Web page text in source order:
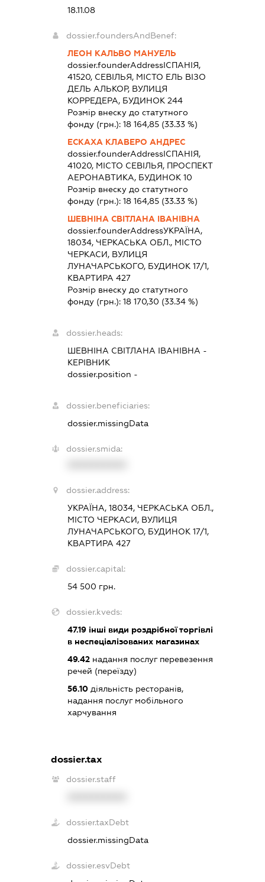
18.11.08
dossier.foundersAndBenef:
ЛЕОН КАЛЬВО МАНУЕЛЬ
dossier.founderAddressІСПАНІЯ,
41520, СЕВІЛЬЯ, МІСТО ЕЛЬ ВІЗО
ДЕЛЬ АЛЬКОР, ВУЛИЦЯ
КОРРЕДЕРА, БУДИНОК 244
Розмір внеску до статутного
фонду (грн.): 18 164,85(33.33 %)
ЕСКАХА КЛАВЕРО АНДРЕС
dossier.founderAddressІСПАНІЯ,
41020, МІСТО СЕВІЛЬЯ, ПРОСПЕКТ
АЕРОНАВТИКА, БУДИНОК 10
Розмір внеску до статутного
фонду (грн.): 18 164,85(33.33 %)
ШЕВНІНА СВІТЛАНА ІВАНІВНА
dossier.founderAddressУКРАЇНА,
18034, ЧЕРКАСЬКА ОБЛ., МІСТО
ЧЕРКАСИ, ВУЛИЦЯ
ЛУНАЧАРСЬКОГО, БУДИНОК 17/1,
КВАРТИРА 427
Розмір внеску до статутного
фонду (грн.): 18 170,30 (33.34 %)
dossier.heads:
ШЕВНІНА СВІТЛАНА ІВАНІВНА -
КЕРІВНИК
dossier.position -
dossier.beneficiaries:
dossier.missingData
dossier.smida:
dossier.address:
УКРАЇНА, 18034, ЧЕРКАСЬКА ОБЛ.,
МІСТО ЧЕРКАСИ, ВУЛИЦЯ
ЛУНАЧАРСЬКОГО, БУДИНОК 17/1,
КВАРТИРА 427
dossier.capital:
54 500 грн.
dossier.kveds:
47.19інші види роздрібної торгівлі
в неспеціалізованих магазинах
49.42надання послуг перевезення
речей (переїзду)
56.10діяльність ресторанів,
надання послуг мобільного
харчування
dossier.tax
dossier.staff
dossier.taxDebt
dossier.missingData
dossier.esvDebt